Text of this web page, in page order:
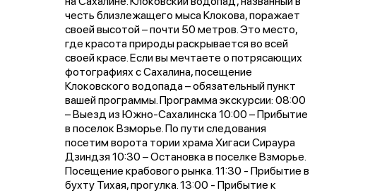
честь близлежащего мыса Клокова, поражает
своей высотой – почти 50 метров. Это место,
где красота природы раскрывается во всей
своей красе. Если вы мечтаете о потрясающих
фотографиях с Сахалина, посещение
Клоковского водопада – обязательный пункт
вашей программы. Программа экскурсии: 08:00
– Выезд из Южно-Сахалинска 10:00 – Прибытие
в поселок Взморье. По пути следования
посетим ворота тории храма Хигаси Сираура
Дзиндзя 10:30 – Остановка в поселке Взморье.
Посещение крабового рынка. 11:30 - Прибытие в
бухту Тихая, прогулка. 13:00 - Прибытие к